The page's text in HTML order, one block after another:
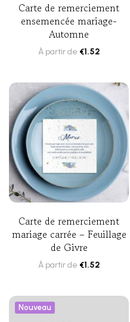
Carte de remerciement
ensemencée mariage-
Automne
À partir de €1.52
Carte de remerciement
mariage carrée – Feuillage
de Givre
À partir de €1.52
Nouveau